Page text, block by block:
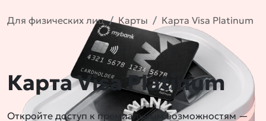
Для физических лиц Карты Карта Visa Platinum
Карта Visa Platinum
Откройте доступ к премиальным возможностям —